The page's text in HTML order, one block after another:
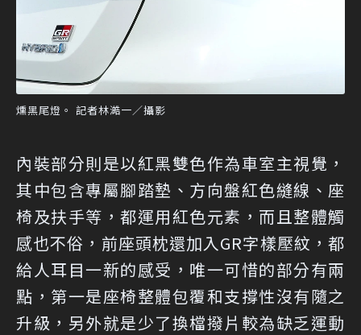
燻黑尾燈。 記者林澔一／攝影
內裝部分則是以紅黑雙色作為車室主視覺，
其中包含專屬腳踏墊、方向盤紅色縫線、座
椅及扶手等，都運用紅色元素，而且整體觸
感也不俗，前座頭枕還加入GR字樣壓紋，都
給人耳目一新的感受，唯一可惜的部分有兩
點，第一是座椅整體包覆和支撐性沒有隨之
升級，另外就是少了換檔撥片較為缺乏運動